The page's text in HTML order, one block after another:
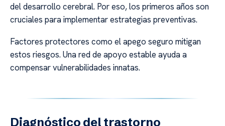
del desarrollo cerebral. Por eso, los primeros años son
cruciales para implementar estrategias preventivas.
Factores protectores como el apego seguro mitigan
estos riesgos. Una red de apoyo estable ayuda a
compensar vulnerabilidades innatas.
Diagnóstico del trastorno